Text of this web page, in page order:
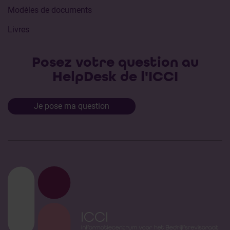
Modèles de documents
Livres
Posez votre question au
HelpDesk de l'ICCI
Je pose ma question